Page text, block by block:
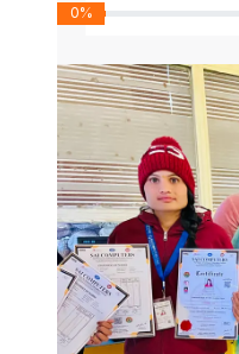
0%